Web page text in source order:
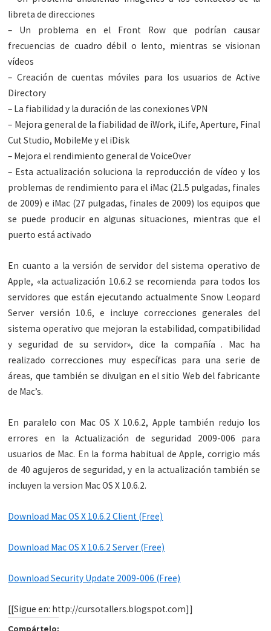
libreta de direcciones
– Un problema en el Front Row que podrían causar
frecuencias de cuadro débil o lento, mientras se visionan
vídeos
– Creación de cuentas móviles para los usuarios de Active
Directory
– La fiabilidad y la duración de las conexiones VPN
– Mejora general de la fiabilidad de iWork, iLife, Aperture, Final
Cut Studio, MobileMe y el iDisk
– Mejora el rendimiento general de VoiceOver
– Esta actualización soluciona la reproducción de vídeo y los
problemas de rendimiento para el iMac (21.5 pulgadas, finales
de 2009) e iMac (27 pulgadas, finales de 2009) los equipos que
se puede producir en algunas situaciones, mientras que el
puerto está activado
En cuanto a la versión de servidor del sistema operativo de
Apple, «la actualización 10.6.2 se recomienda para todos los
servidores que están ejecutando actualmente Snow Leopard
Server versión 10.6, e incluye correcciones generales del
sistema operativo que mejoran la estabilidad, compatibilidad
y seguridad de su servidor», dice la compañía . Mac ha
realizado correcciones muy específicas para una serie de
áreas, que también se divulgan en el sitio Web del fabricante
de Mac’s.
En paralelo con Mac OS X 10.6.2, Apple también redujo los
errores en la Actualización de seguridad 2009-006 para
usuarios de Mac. En la forma habitual de Apple, corrigio más
de 40 agujeros de seguridad, y en la actualización también se
incluyen la version Mac OS X 10.6.2.
Download Mac OS X 10.6.2 Client (Free)
Download Mac OS X 10.6.2 Server (Free)
Download Security Update 2009-006 (Free)
[[Sigue en: http://cursotallers.blogspot.com]]
Compártelo: